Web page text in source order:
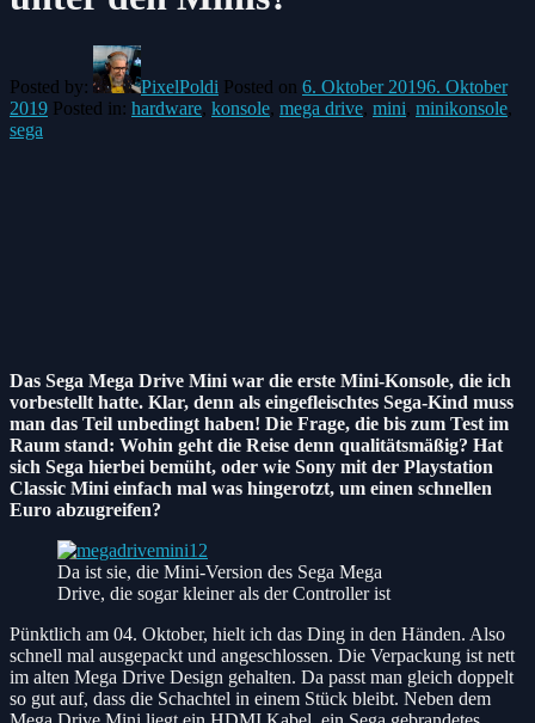
Posted by: PixelPoldi Posted on 6. Oktober 20196. Oktober
2019 Posted in: hardware, konsole, mega drive, mini, minikonsole,
sega
Das Sega Mega Drive Mini war die erste Mini-Konsole, die ich
vorbestellt hatte. Klar, denn als eingefleischtes Sega-Kind muss
man das Teil unbedingt haben! Die Frage, die bis zum Test im
Raum stand: Wohin geht die Reise denn qualitätsmäßig? Hat
sich Sega hierbei bemüht, oder wie Sony mit der Playstation
Classic Mini einfach mal was hingerotzt, um einen schnellen
Euro abzugreifen?
Da ist sie, die Mini-Version des Sega Mega
Drive, die sogar kleiner als der Controller ist
Pünktlich am 04. Oktober, hielt ich das Ding in den Händen. Also
schnell mal ausgepackt und angeschlossen. Die Verpackung ist nett
im alten Mega Drive Design gehalten. Da passt man gleich doppelt
so gut auf, dass die Schachtel in einem Stück bleibt. Neben dem